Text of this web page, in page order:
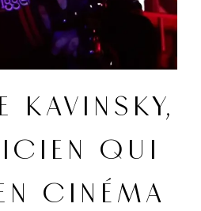
KAVINSKY,
QUI
CINÉMA